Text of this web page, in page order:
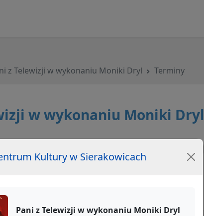
z Telewizji w wykonaniu Moniki Dryl Terminy
w wykonaniu Moniki Dryl
Sierpień
Kultury w Sierakowicach
Pani z Telewizji w wykonaniu Moniki Dryl